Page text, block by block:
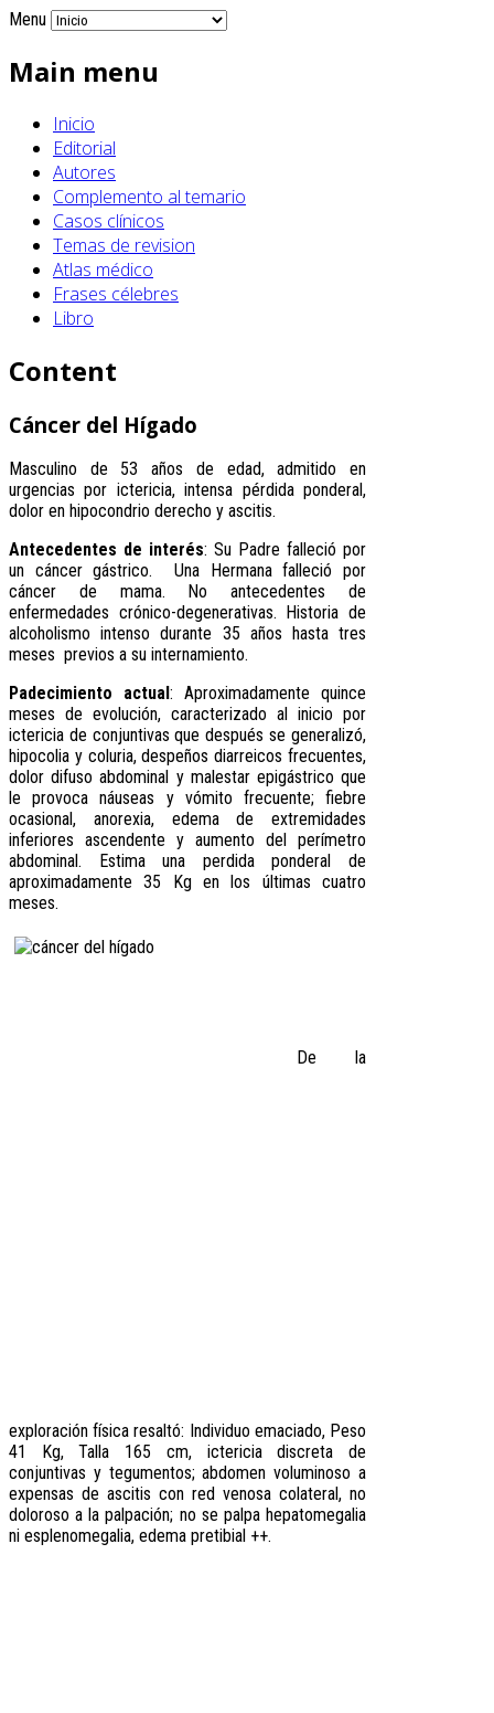
Menu
Main menu
Inicio
Editorial
Autores
Complemento al temario
Casos clínicos
Temas de revision
Atlas médico
Frases célebres
Libro
Content
Cáncer del Hígado
Masculino de 53 años de edad, admitido en
urgencias por ictericia, intensa pérdida ponderal,
dolor en hipocondrio derecho y ascitis.
Antecedentes de interés: Su Padre falleció por
un cáncer gástrico. Una Hermana falleció por
cáncer de mama. No antecedentes de
enfermedades crónico-degenerativas. Historia de
alcoholismo intenso durante 35 años hasta tres
meses previos a su internamiento.
Padecimiento actual : Aproximadamente quince
meses de evolución, caracterizado al inicio por
ictericia de conjuntivas que después se generalizó,
hipocolia y coluria, despeños diarreicos frecuentes,
dolor difuso abdominal y malestar epigástrico que
le provoca náuseas y vómito frecuente; fiebre
ocasional, anorexia, edema de extremidades
inferiores ascendente y aumento del perímetro
abdominal. Estima una perdida ponderal de
aproximadamente 35 Kg en los últimas cuatro
meses.
De la
exploración física resaltó: Individuo emaciado, Peso
41 Kg, Talla 165 cm, ictericia discreta de
conjuntivas y tegumentos; abdomen voluminoso a
expensas de ascitis con red venosa colateral, no
doloroso a la palpación; no se palpa hepatomegalia
ni esplenomegalia, edema pretibial ++.